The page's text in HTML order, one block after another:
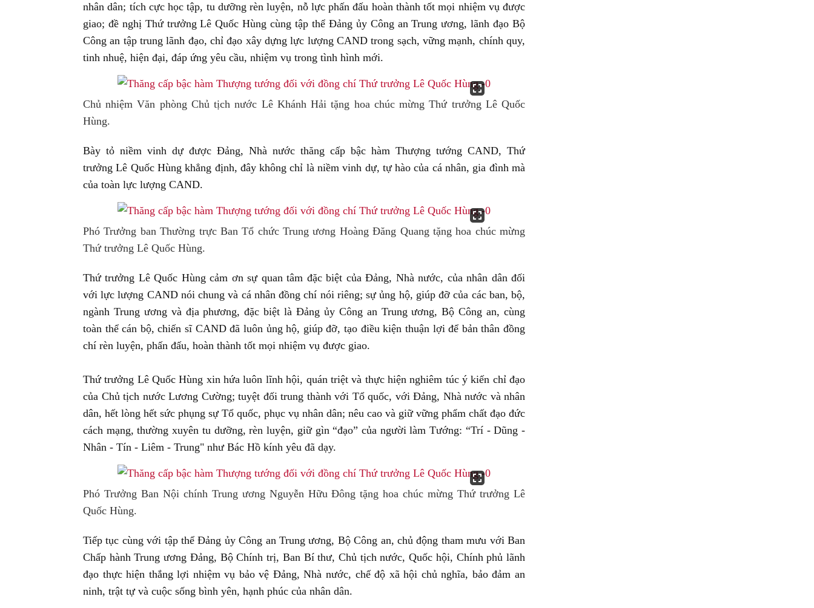
nhân dân; tích cực học tập, tu dưỡng rèn luyện, nỗ lực phấn đấu hoàn thành tốt mọi nhiệm vụ được
giao; đề nghị Thứ trưởng Lê Quốc Hùng cùng tập thể Đảng ủy Công an Trung ương, lãnh đạo Bộ
Công an tập trung lãnh đạo, chỉ đạo xây dựng lực lượng CAND trong sạch, vững mạnh, chính quy,
tinh nhuệ, hiện đại, đáp ứng yêu cầu, nhiệm vụ trong tình hình mới.
Chủ nhiệm Văn phòng Chủ tịch nước Lê Khánh Hải tặng hoa chúc mừng Thứ trưởng Lê Quốc
Hùng.
Bày tỏ niềm vinh dự được Đảng, Nhà nước thăng cấp bậc hàm Thượng tướng CAND, Thứ
trưởng Lê Quốc Hùng khẳng định, đây không chỉ là niềm vinh dự, tự hào của cá nhân, gia đình mà
của toàn lực lượng CAND.
Phó Trưởng ban Thường trực Ban Tổ chức Trung ương Hoàng Đăng Quang tặng hoa chúc mừng
Thứ trưởng Lê Quốc Hùng.
Thứ trưởng Lê Quốc Hùng cảm ơn sự quan tâm đặc biệt của Đảng, Nhà nước, của nhân dân đối
với lực lượng CAND nói chung và cá nhân đồng chí nói riêng; sự ủng hộ, giúp đỡ của các ban, bộ,
ngành Trung ương và địa phương, đặc biệt là Đảng ủy Công an Trung ương, Bộ Công an, cùng
toàn thể cán bộ, chiến sĩ CAND đã luôn ủng hộ, giúp đỡ, tạo điều kiện thuận lợi để bản thân đồng
chí rèn luyện, phấn đấu, hoàn thành tốt mọi nhiệm vụ được giao.
Thứ trưởng Lê Quốc Hùng xin hứa luôn lĩnh hội, quán triệt và thực hiện nghiêm túc ý kiến chỉ đạo
của Chủ tịch nước Lương Cường; tuyệt đối trung thành với Tổ quốc, với Đảng, Nhà nước và nhân
dân, hết lòng hết sức phụng sự Tổ quốc, phục vụ nhân dân; nêu cao và giữ vững phẩm chất đạo đức
cách mạng, thường xuyên tu dưỡng, rèn luyện, giữ gìn “đạo” của người làm Tướng: “Trí - Dũng -
Nhân - Tín - Liêm - Trung" như Bác Hồ kính yêu đã dạy.
Phó Trưởng Ban Nội chính Trung ương Nguyễn Hữu Đông tặng hoa chúc mừng Thứ trưởng Lê
Quốc Hùng.
Tiếp tục cùng với tập thể Đảng ủy Công an Trung ương, Bộ Công an, chủ động tham mưu với Ban
Chấp hành Trung ương Đảng, Bộ Chính trị, Ban Bí thư, Chủ tịch nước, Quốc hội, Chính phủ lãnh
đạo thực hiện thắng lợi nhiệm vụ bảo vệ Đảng, Nhà nước, chế độ xã hội chủ nghĩa, bảo đảm an
ninh, trật tự và cuộc sống bình yên, hạnh phúc của nhân dân.